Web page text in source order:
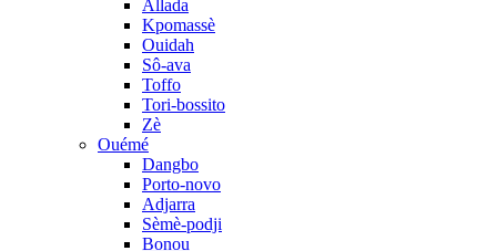
Allada
Kpomassè
Ouidah
Sô-ava
Toffo
Tori-bossito
Zè
Ouémé
Dangbo
Porto-novo
Adjarra
Sèmè-podji
Bonou